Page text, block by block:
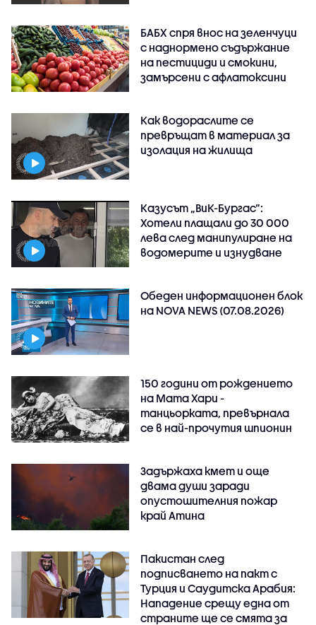
БАБХ спря внос на зеленчуци
с наднормено съдържание
на пестициди и смокини,
замърсени с афлатоксини
Как водораслите се
превръщат в материал за
изолация на жилища
Казусът „ВиК-Бургас“:
Хотели плащали до 30 000
лева след манипулиране на
водомерите и изнудване
Обеден информационен блок
на NOVA NEWS (07.08.2026)
150 години от рождението
на Мата Хари -
танцьорката, превърнала
се в най-прочутия шпионин
Задържаха кмет и още
двама души заради
опустошителния пожар
край Атина
Пакистан след
подписването на пакт с
Турция и Саудитска Арабия:
Нападение срещу една от
страните ще се смята за